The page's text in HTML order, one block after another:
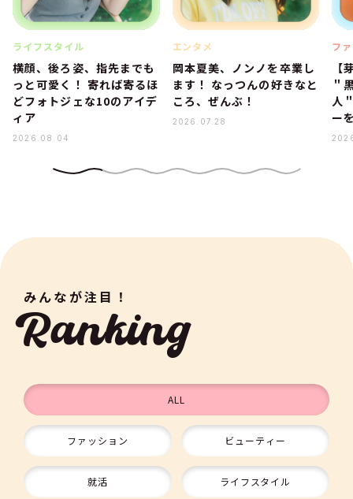
ライフスタイル
横顔、後ろ姿、指先までも
っと可愛く！ 寄れば寄るほ
どフォトジェな10のアイデ
ィア
2026.08.04
エンタメ
岡本夏美、ノンノを卒業し
ます！ なっつんの好きなと
ころ、ぜんぶ！
2026.07.28
フ
【
＂
人
ー
みんなが注目！
Ranking
ALL
ファッション ビューティー
就活 ライフスタイル
9